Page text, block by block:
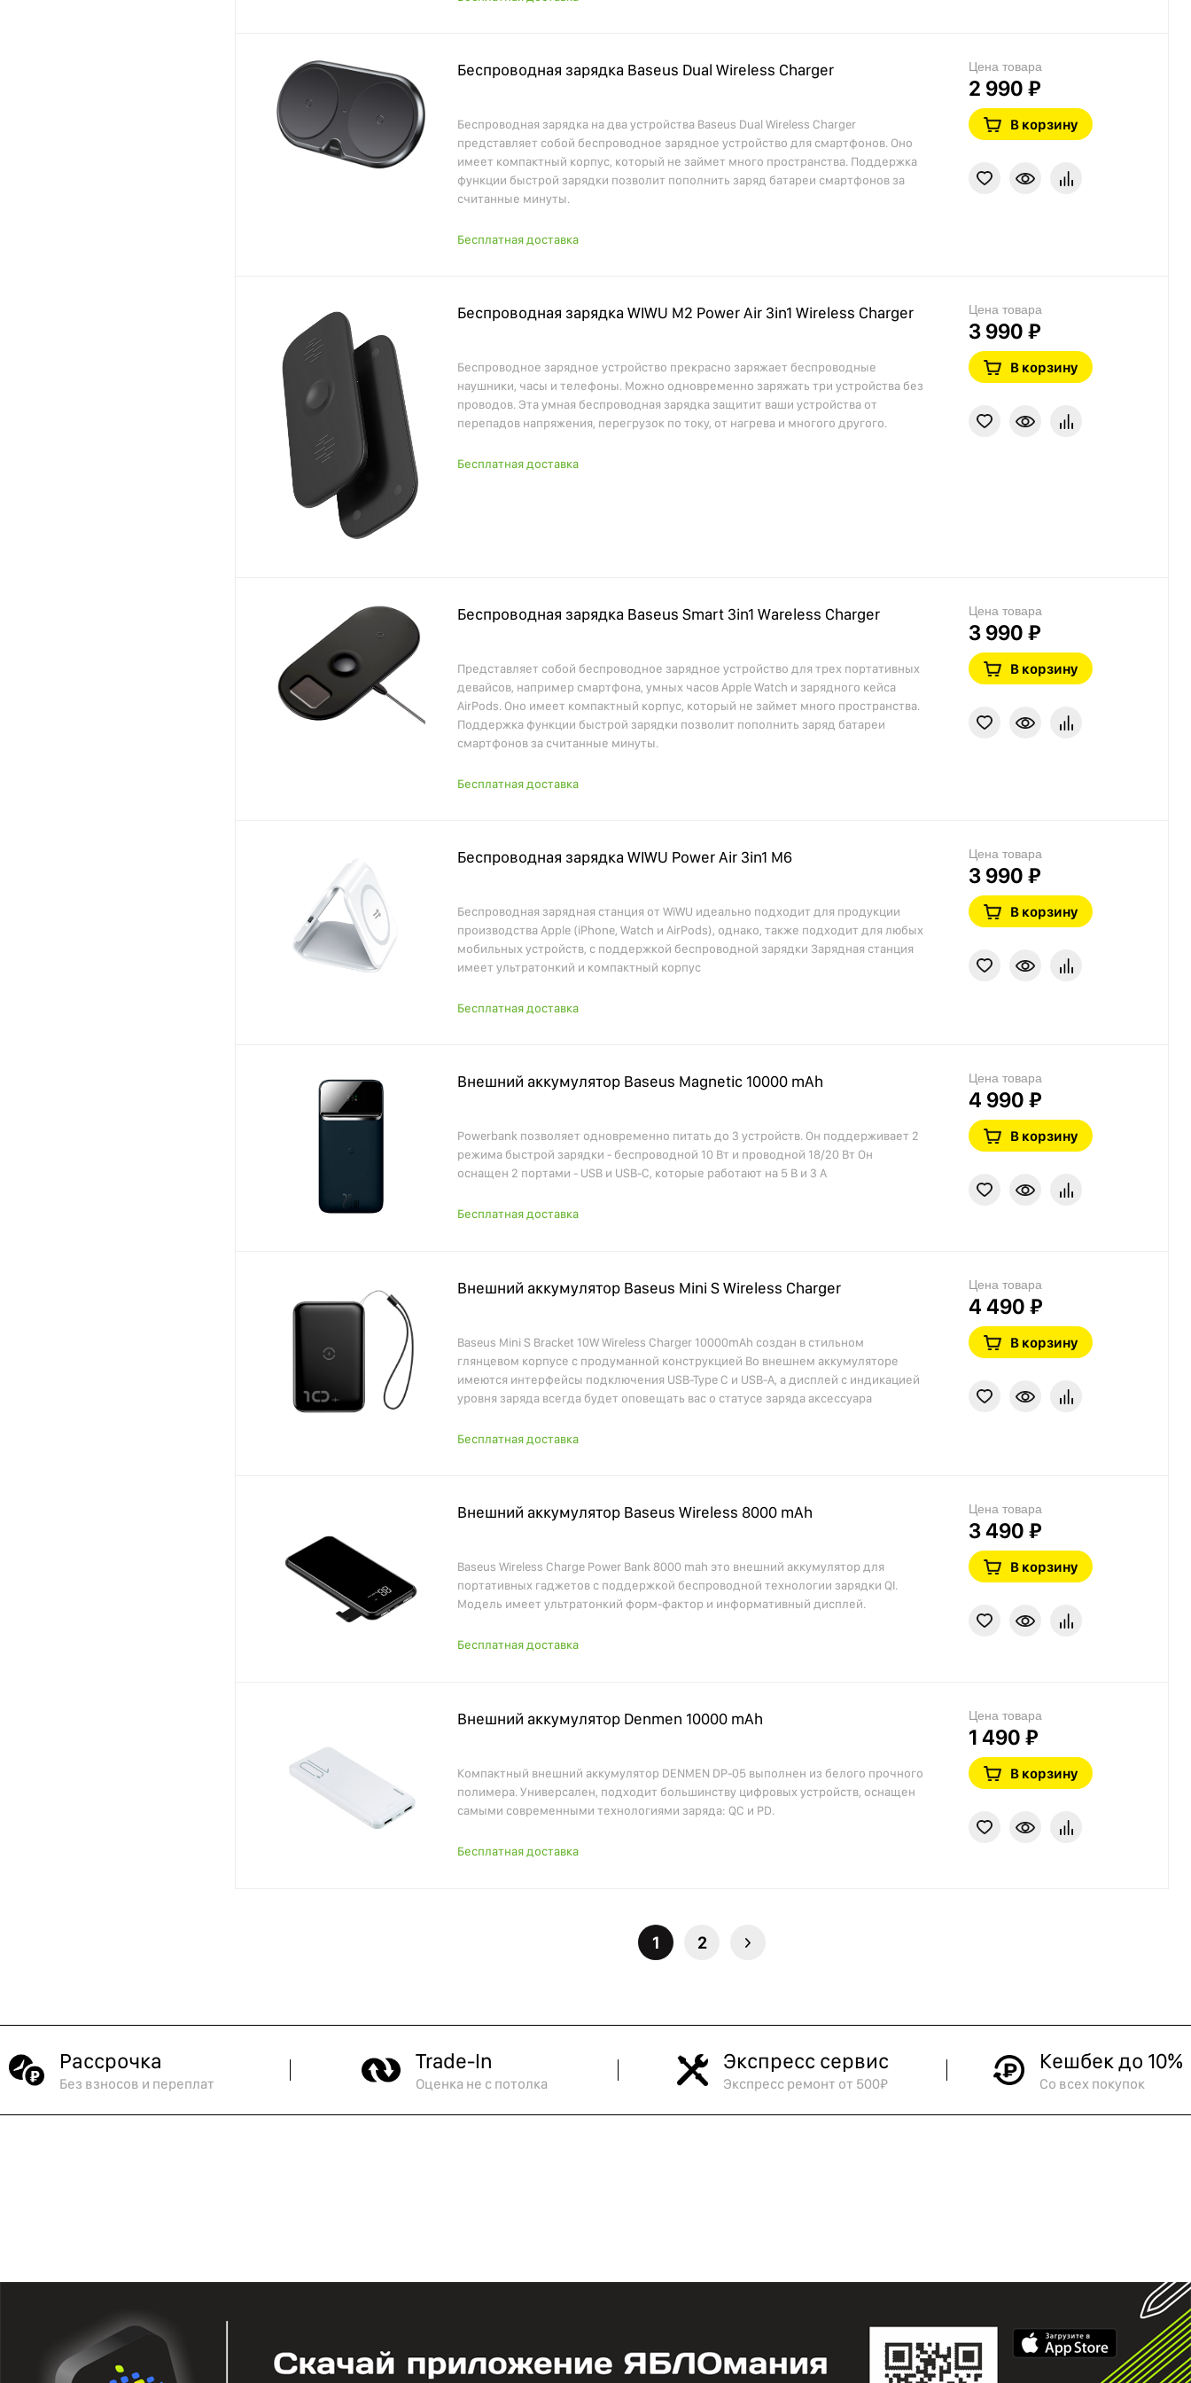
Беспроводная зарядка Baseus Dual Wireless Charger
Беспроводная зарядка на два устройства Baseus Dual Wireless Charger
представляет собой беспроводное зарядное устройство для смартфонов. Оно
имеет компактный корпус, который не займет много пространства. Поддержка
функции быстрой зарядки позволит пополнить заряд батареи смартфонов за
считанные минуты.
Бесплатная доставка
Цена товара
2 990 ₽
В корзину
Беспроводная зарядка WIWU M2 Power Air 3in1 Wireless Charger
Беспроводное зарядное устройство прекрасно заряжает беспроводные
наушники, часы и телефоны. Можно одновременно заряжать три устройства без
проводов. Эта умная беспроводная зарядка защитит ваши устройства от
перепадов напряжения, перегрузок по току, от нагрева и многого другого.
Бесплатная доставка
Цена товара
3 990 ₽
В корзину
Беспроводная зарядка Baseus Smart 3in1 Wareless Charger
Представляет собой беспроводное зарядное устройство для трех портативных
девайсов, например смартфона, умных часов Apple Watch и зарядного кейса
AirPods. Оно имеет компактный корпус, который не займет много пространства.
Поддержка функции быстрой зарядки позволит пополнить заряд батареи
смартфонов за считанные минуты.
Бесплатная доставка
Цена товара
3 990 ₽
В корзину
Беспроводная зарядка WIWU Power Air 3in1 M6
Беспроводная зарядная станция от WiWU идеально подходит для продукции
производства Apple (iPhone, Watch и AirPods), однако, также подходит для любых
мобильных устройств, с поддержкой беспроводной зарядки Зарядная станция
имеет ультратонкий и компактный корпус
Бесплатная доставка
Цена товара
3 990 ₽
В корзину
Внешний аккумулятор Baseus Magnetic 10000 mAh
Powerbank позволяет одновременно питать до 3 устройств. Он поддерживает 2
режима быстрой зарядки - беспроводной 10 Вт и проводной 18/20 Вт Он
оснащен 2 портами - USB и USB-C, которые работают на 5 В и 3 А
Бесплатная доставка
Цена товара
4 990 ₽
В корзину
Внешний аккумулятор Baseus Mini S Wireless Charger
Baseus Mini S Bracket 10W Wireless Charger 10000mAh создан в стильном
глянцевом корпусе с продуманной конструкцией Во внешнем аккумуляторе
имеются интерфейсы подключения USB-Type C и USB-A, а дисплей с индикацией
уровня заряда всегда будет оповещать вас о статусе заряда аксессуара
Бесплатная доставка
Цена товара
4 490 ₽
В корзину
Внешний аккумулятор Baseus Wireless 8000 mAh
Baseus Wireless Charge Power Bank 8000 mah это внешний аккумулятор для
портативных гаджетов с поддержкой беспроводной технологии зарядки QI.
Модель имеет ультратонкий форм-фактор и информативный дисплей.
Бесплатная доставка
Цена товара
3 490 ₽
В корзину
Внешний аккумулятор Denmen 10000 mAh
Компактный внешний аккумулятор DENMEN DP-05 выполнен из белого прочного
полимера. Универсален, подходит большинству цифровых устройств, оснащен
самыми современными технологиями заряда: QC и PD.
Бесплатная доставка
Цена товара
1 490 ₽
В корзину
1 2
Рассрочка
Без взносов и переплат
Trade-In
Оценка не с потолка
Экспресс сервис
Экспресс ремонт от 500₽
Кешбек до 10%
Со всех покупок